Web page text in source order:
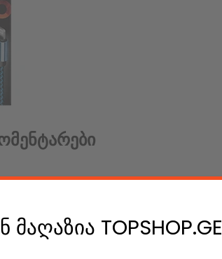
TOPSHOP.GE